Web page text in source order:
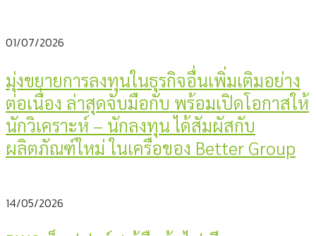
01/07/2026
มุ่งขยายการลงทุนในธุรกิจอื่นเพิ่มเติมอย่าง
ต่อเนื่อง ล่าสุดจับมือกับ พร้อมเปิดโอกาสให้
นักวิเคราะห์ – นักลงทุน ได้สัมผัสกับ
ผลิตภัณฑ์ใหม่ ในเครือของ Better Group
14/05/2026